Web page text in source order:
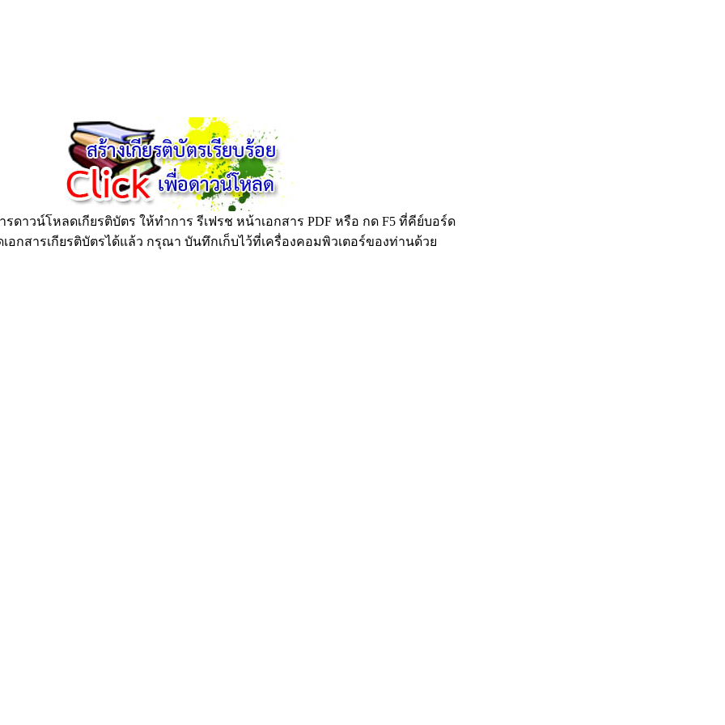
ดาวน์โหลดเกียรติบัตร ให้ทำการ รีเฟรช หน้าเอกสาร PDF หรือ กด F5 ที่คีย์บอร์ด
อกสารเกียรติบัตรได้แล้ว กรุณา บันทึกเก็บไว้ที่เครื่องคอมพิวเตอร์ของท่านด้วย